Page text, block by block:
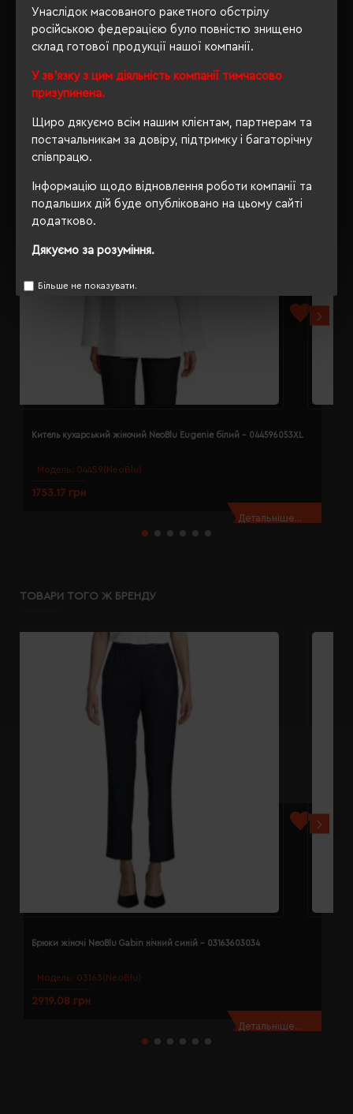
Унаслідок масованого ракетного обстрілу
російською федерацією було повністю знищено
склад готової продукції нашої компанії.
У зв'язку з цим діяльність компанії тимчасово
призупинена.
Щиро дякуємо всім нашим клієнтам, партнерам та
постачальникам за довіру, підтримку і багаторічну
співпрацю.
Інформацію щодо відновлення роботи компанії та
подальших дій буде опубліковано на цьому сайті
додатково.
Дякуємо за розуміння.
Більше не показувати.
РЕКОМЕНДУЄМО
Модель: 04459(NeoBlu)
Китель кухарський жіночий NeoBlu Eugenie білий - 044596053XL
1753.17 грн
Детальніше...
ТОВАРИ ТОГО Ж БРЕНДУ
Модель: 03163(NeoBlu)
Брюки жіночі NeoBlu Gabin нічний синій - 03163603034
2919.08 грн
Детальніше...